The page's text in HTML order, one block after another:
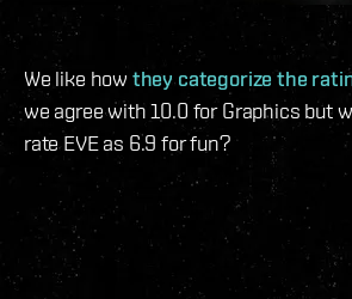
We like how they categorize the
we agree with 10.0 for Graphics but
rate EVE as 6.9 for fun?